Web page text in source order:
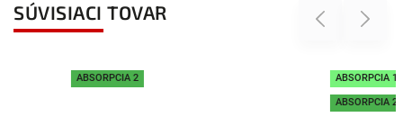
SÚVISIACI TOVAR Previous
ABSORPCIA 2 ABSORPCIA 1
ABSORPCIA 2
Next